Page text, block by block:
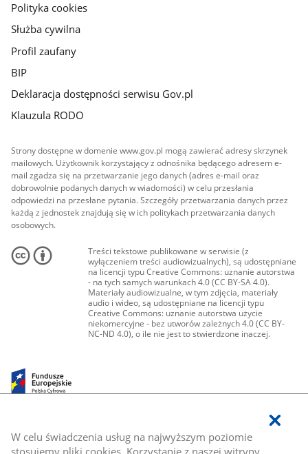
W celu świadczenia usług na najwyższym poziomie
stosujemy pliki cookies. Korzystanie z naszej witryny
Polityka cookies
Służba cywilna
Profil zaufany
BIP
Deklaracja dostępności serwisu Gov.pl
Klauzula RODO
Strony dostępne w domenie www.gov.pl mogą zawierać adresy skrzynek
mailowych. Użytkownik korzystający z odnośnika będącego adresem e-
mail zgadza się na przetwarzanie jego danych (adres e-mail oraz
dobrowolnie podanych danych w wiadomości) w celu przesłania
odpowiedzi na przesłane pytania. Szczegóły przetwarzania danych przez
każdą z jednostek znajdują się w ich politykach przetwarzania danych
osobowych.
Treści tekstowe publikowane w serwisie (z
wyłączeniem treści audiowizualnych), są udostępniane
na licencji typu Creative Commons: uznanie autorstwa
- na tych samych warunkach 4.0 (CC BY-SA 4.0).
Materiały audiowizualne, w tym zdjęcia, materiały
audio i wideo, są udostępniane na licencji typu
Creative Commons: uznanie autorstwa użycie
niekomercyjne - bez utworów zależnych 4.0 (CC BY-
NC-ND 4.0), o ile nie jest to stwierdzone inaczej.